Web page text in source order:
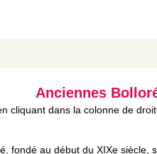
Anciennes
cliquant dans la colonne de
fondé au début du XIXe siècle,